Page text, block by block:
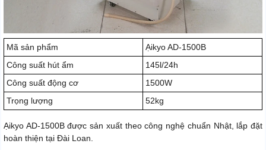
Mã sản phẩm
Ạikyo AD-1500B
Công suất hút ẩm
145l/24h
Công suất động cơ
1500W
Trọng lượng
52kg
Ạikyo AD-1500B được sản xuất theo công nghệ chuẩn Nhật, lắp đặt
hoàn thiện tại Đài Loan.